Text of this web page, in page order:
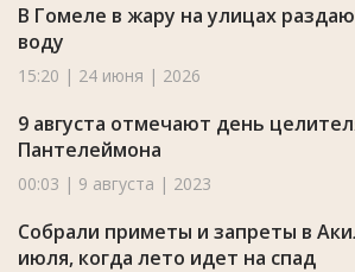
В Гомеле в жару на улицах
воду
15:20 | 24 июня | 2026
9 августа отмечают день
Пантелеймона
00:03 | 9 августа | 2023
Собрали приметы и запреты в
июля, когда лето идет на спад